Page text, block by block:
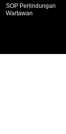
SOP Perlindungan
Wartawan